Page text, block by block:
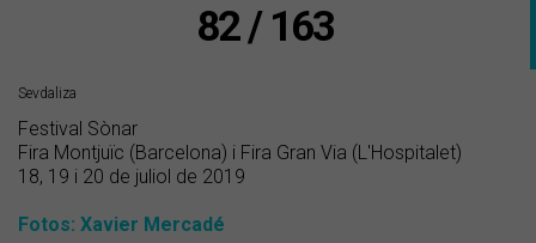
82 / 163
Sevdaliza
Festival Sònar
Fira Montjuïc (Barcelona) i Fira Gran Via (L'Hospitalet)
18, 19 i 20 de juliol de 2019
Fotos: Xavier Mercadé